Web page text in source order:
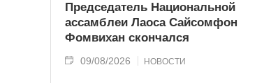
Председатель Национальной
ассамблеи Лаоса Сайсомфон
Фомвихан скончался
09/08/2026 НОВОСТИ